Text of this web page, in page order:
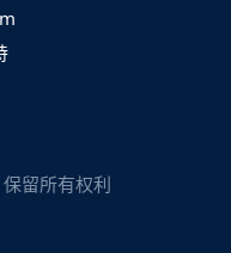
留所有权利